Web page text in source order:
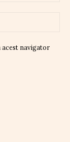
acest navigator